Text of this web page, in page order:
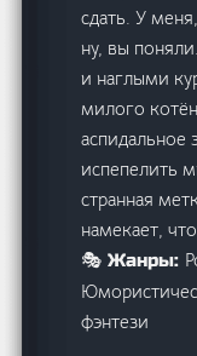
сдать. У
ну, вы
и наглыми
милого
аспидальное
испепелить
странная
намекает,
🎭 Жанры:
фэнтези